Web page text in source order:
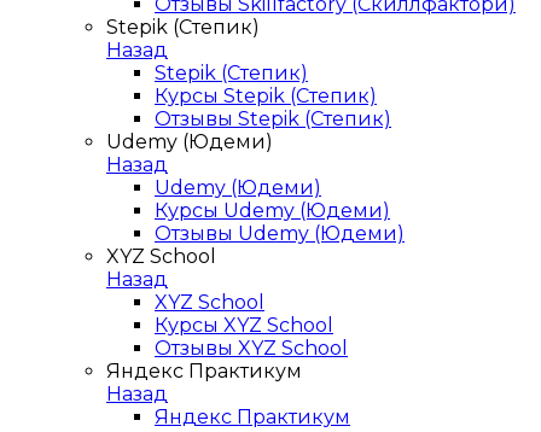
Stepik (Степик)
Назад
Stepik (Степик)
Курсы Stepik (Степик)
Отзывы Stepik (Степик)
Udemy (Юдеми)
Назад
Udemy (Юдеми)
Курсы Udemy (Юдеми)
Отзывы Udemy (Юдеми)
XYZ School
Назад
XYZ School
Курсы XYZ School
Отзывы XYZ School
Яндекс Практикум
Назад
Яндекс Практикум